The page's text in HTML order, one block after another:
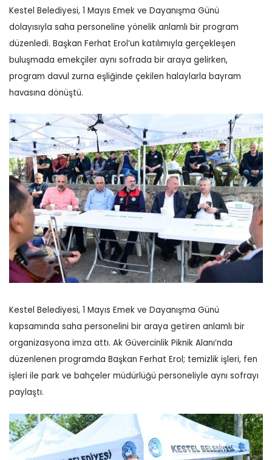
Kestel Belediyesi, 1 Mayıs Emek ve Dayanışma Günü
dolayısıyla saha personeline yönelik anlamlı bir program
düzenledi. Başkan Ferhat Erol’un katılımıyla gerçekleşen
buluşmada emekçiler aynı sofrada bir araya gelirken,
program davul zurna eşliğinde çekilen halaylarla bayram
havasına dönüştü.
Kestel Belediyesi, 1 Mayıs Emek ve Dayanışma Günü
kapsamında saha personelini bir araya getiren anlamlı bir
organizasyona imza attı. Ak Güvercinlik Piknik Alanı’nda
düzenlenen programda Başkan Ferhat Erol; temizlik işleri, fen
işleri ile park ve bahçeler müdürlüğü personeliyle aynı sofrayı
paylaştı.